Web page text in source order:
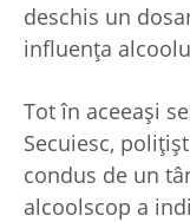
deschis un
influența
Tot în aceeași
Secuiesc,
condus de un
alcoolscop a